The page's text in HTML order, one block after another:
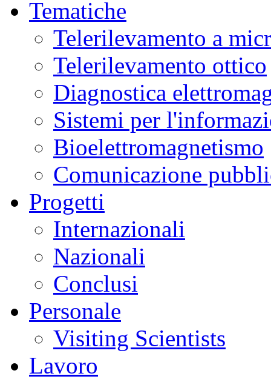
Tematiche
Telerilevamento a
Telerilevamento ottico
Diagnostica
Sistemi per
Bioelettromagnetismo
Comunicazione
Progetti
Internazionali
Nazionali
Conclusi
Personale
Visiting Scientists
Lavoro